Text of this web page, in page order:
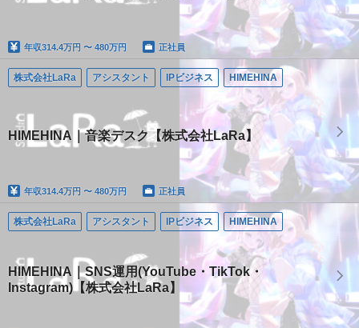
年収314.4万円 〜 480万円 正社員
株式会社LaRa アシスタント IPビジネス HIMEHINA
HIMEHINA｜音楽デスク【株式会社LaRa】
年収314.4万円 〜 480万円 正社員
株式会社LaRa アシスタント IPビジネス HIMEHINA
HIMEHINA｜SNS運用(YouTube・TikTok・
Instagram)【株式会社LaRa】